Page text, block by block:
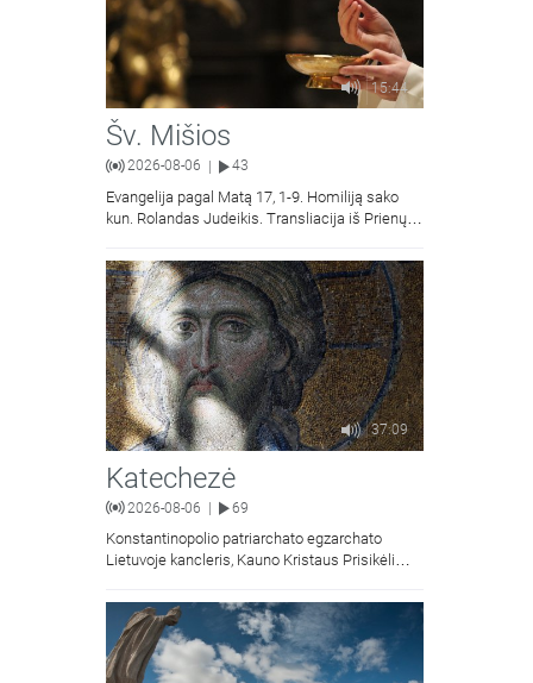
15:44
Šv. Mišios
2026-08-06 43
Evangelija pagal Matą 17, 1-9. Homiliją sako
kun. Rolandas Judeikis. Transliacija iš Prienų
37:09
Katechezė
2026-08-06 69
Konstantinopolio patriarchato egzarchato
Lietuvoje kancleris, Kauno Kristaus Prisikėlimo
kunigas Vitalijus Mockus pasakoja apie
Kristaus Atsimainymo šventę.